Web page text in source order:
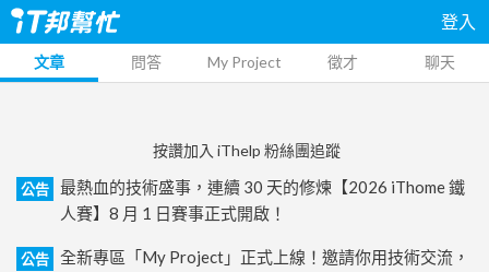
登入
文章 問答 My Project 徵才 聊天
按讚加入 iThelp 粉絲團追蹤
公告
最熱血的技術盛事，連續 30 天的修煉【2026 iThome 鐵
人賽】8 月 1 日賽事正式開啟！
公告
全新專區「My Project」正式上線！邀請你用技術交流，